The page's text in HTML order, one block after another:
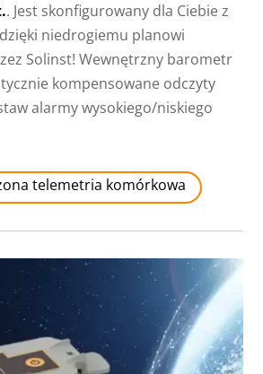
. Jest skonfigurowany dla Ciebie z
niedrogiemu planowi
Solinst! Wewnętrzny barometr
kompensowane odczyty
alarmy wysokiego/niskiego
telemetria komórkowa